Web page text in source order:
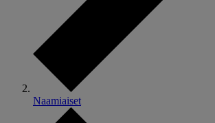
Naamiaiset